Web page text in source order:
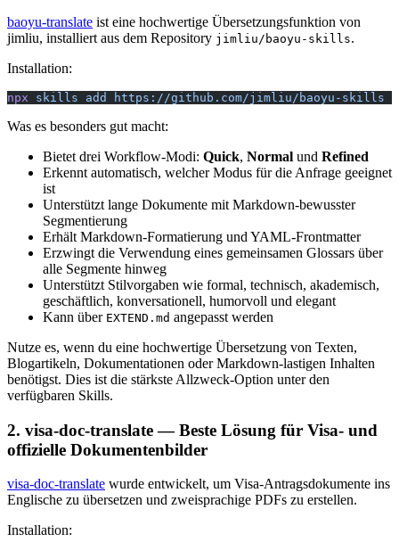
baoyu-translate ist eine hochwertige Übersetzungsfunktion von
jimliu, installiert aus dem Repository jimliu/baoyu-skills.
Installation:
npx skills add https://github.com/jimliu/baoyu-skills
Was es besonders gut macht:
Bietet drei Workflow-Modi: Quick, Normal und Refined
Erkennt automatisch, welcher Modus für die Anfrage geeignet
ist
Unterstützt lange Dokumente mit Markdown-bewusster
Segmentierung
Erhält Markdown-Formatierung und YAML-Frontmatter
Erzwingt die Verwendung eines gemeinsamen Glossars über
alle Segmente hinweg
Unterstützt Stilvorgaben wie formal, technisch, akademisch,
geschäftlich, konversationell, humorvoll und elegant
Kann über EXTEND.md angepasst werden
Nutze es, wenn du eine hochwertige Übersetzung von Texten,
Blogartikeln, Dokumentationen oder Markdown-lastigen Inhalten
benötigst. Dies ist die stärkste Allzweck-Option unter den
verfügbaren Skills.
2. visa-doc-translate — Beste Lösung für Visa- und
offizielle Dokumentenbilder
visa-doc-translate wurde entwickelt, um Visa-Antragsdokumente ins
Englische zu übersetzen und zweisprachige PDFs zu erstellen.
Installation: